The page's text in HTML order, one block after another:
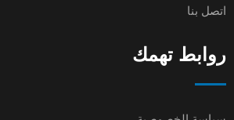
اتصل بنا
روابط تهمك